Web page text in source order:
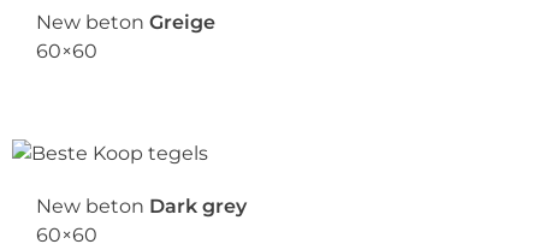
New beton Greige
60×60
New beton Dark grey
60×60